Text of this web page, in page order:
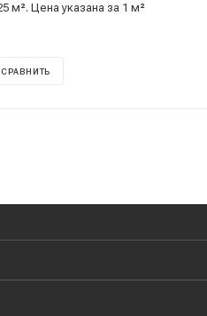
м². Цена указана за 1 м²
СРАВНИТЬ